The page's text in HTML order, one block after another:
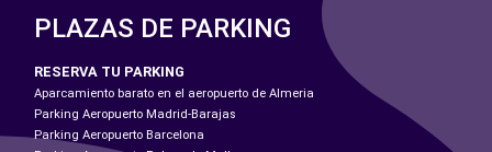
PLAZAS DE PARKING
RESERVA TU PARKING
Aparcamiento barato en el aeropuerto de Almeria
Parking Aeropuerto Madrid-Barajas
Parking Aeropuerto Barcelona